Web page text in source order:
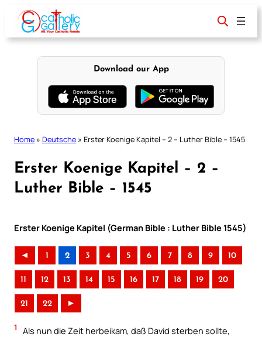
content
Download our App
Home » Deutsche » Erster Koenige Kapitel – 2 – Luther Bible – 1545
Erster Koenige Kapitel – 2 –
Luther Bible – 1545
Erster Koenige Kapitel (German Bible : Luther Bible 1545)
◄ 1 2 3 4 5 6 7 8 9 10
11 12 13 14 15 16 17 18 19 20
21 22 ►
1
Als nun die Zeit herbeikam, daß David sterben sollte,